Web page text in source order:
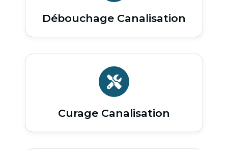
Débouchage Canalisation
Curage Canalisation